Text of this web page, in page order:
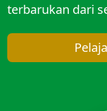
terbarukan dari